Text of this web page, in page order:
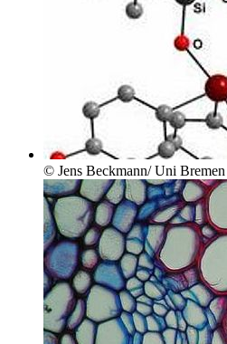
© Jens Beckmann/ Uni Bremen